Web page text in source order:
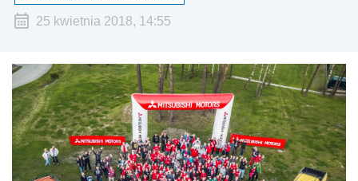
25 kwietnia 2018, 14:55